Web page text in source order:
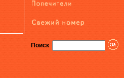
Поиск